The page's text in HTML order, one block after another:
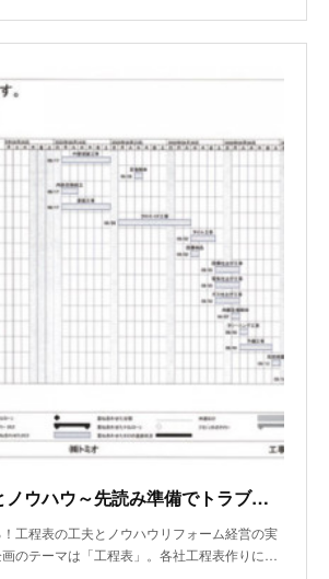
工程表の工夫とノウハウ～先読み準備でトラブル防止
工程表の工夫とノウハウリフォーム経営の実
のテーマは「工程表」。各社工程表作りに…